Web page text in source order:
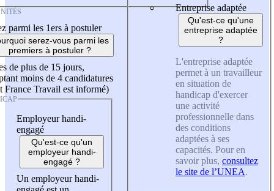
parmi les 1ers à postuler
serez-vous parmi les
premiers à postuler ?
de plus de 15 jours,
moins de 4 candidatures
France Travail est informé)
Employeur handi-
engagé
Qu'est-ce qu'un
employeur handi-
engagé ?
Un employeur handi-
Entreprise adaptée
Qu'est-ce qu'une
entreprise adaptée
?
L'entreprise adaptée
permet à un travailleur
en situation de
handicap d'exercer
une activité
professionnelle dans
des conditions
adaptées à ses
capacités. Pour en
savoir plus, consultez
le site de l’UNEA.